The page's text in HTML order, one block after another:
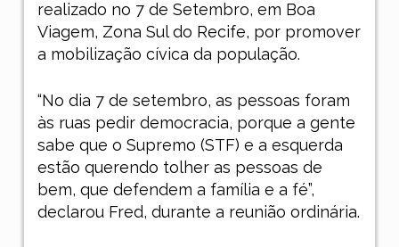
realizado no 7 de Setembro, em Boa
Viagem, Zona Sul do Recife, por promover
a mobilização cívica da população.
“No dia 7 de setembro, as pessoas foram
às ruas pedir democracia, porque a gente
sabe que o Supremo (STF) e a esquerda
estão querendo tolher as pessoas de
bem, que defendem a família e a fé”,
declarou Fred, durante a reunião ordinária.